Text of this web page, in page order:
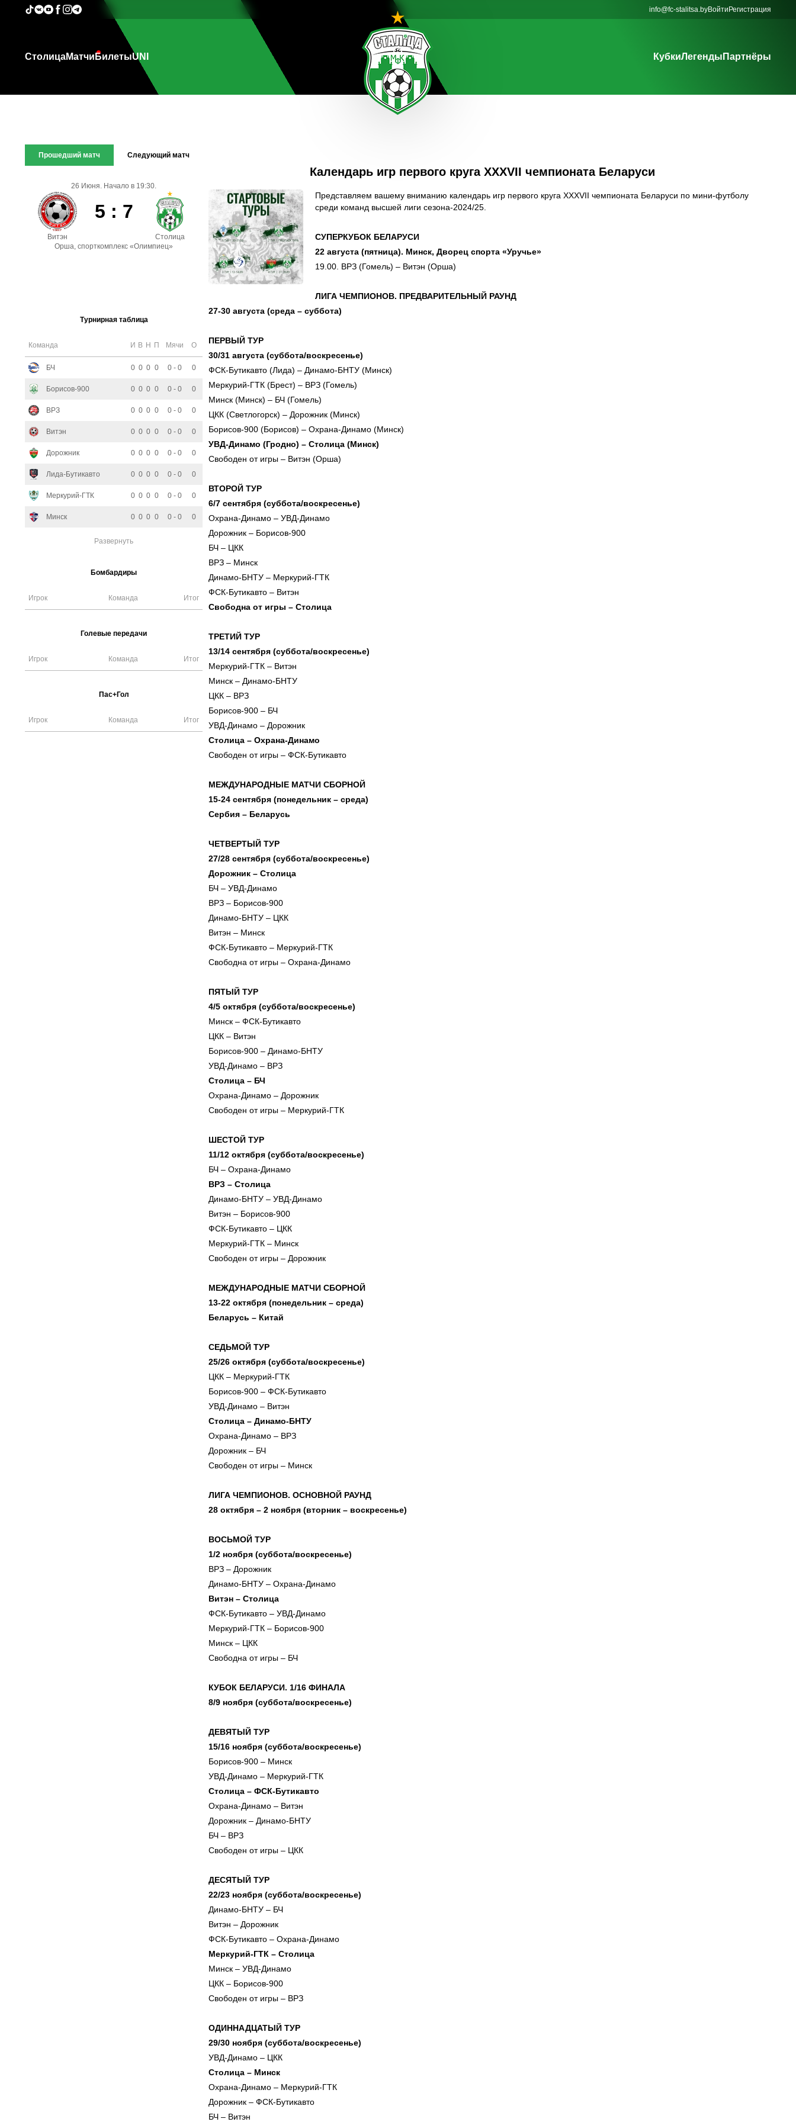
info@fc-stalitsa.byВойти Регистрация
СтолицаМатчи БилетыUNI КубкиЛегенды Партнёры
Прошедший матч Следующий матч
26 Июня. Начало в 19:30.
5 : 7
Витэн
Столица
Орша, спорткомплекс «Олимпиец»
Турнирная таблица
Команда И В Н П Мячи О
БЧ 0 0 0 0 0 - 0 0
Борисов-900 0 0 0 0 0 - 0 0
ВРЗ 0 0 0 0 0 - 0 0
Витэн 0 0 0 0 0 - 0 0
Дорожник 0 0 0 0 0 - 0 0
Лида-Бутикавто 0 0 0 0 0 - 0 0
Меркурий-ГТК 0 0 0 0 0 - 0 0
Минск 0 0 0 0 0 - 0 0
Развернуть
Бомбардиры
Игрок Команда Итог
Голевые передачи
Игрок Команда Итог
Пас+Гол
Игрок Команда Итог
Календарь игр первого круга XXXVII чемпионата Беларуси
Представляем вашему вниманию календарь игр первого круга XXXVII чемпионата Беларуси по мини-футболу
среди команд высшей лиги сезона-2024/25.
СУПЕРКУБОК БЕЛАРУСИ
22 августа (пятница). Минск, Дворец спорта «Уручье»
19.00. ВРЗ (Гомель) – Витэн (Орша)
ЛИГА ЧЕМПИОНОВ. ПРЕДВАРИТЕЛЬНЫЙ РАУНД
27-30 августа (среда – суббота)
ПЕРВЫЙ ТУР
30/31 августа (суббота/воскресенье)
ФСК-Бутикавто (Лида) – Динамо-БНТУ (Минск)
Меркурий-ГТК (Брест) – ВРЗ (Гомель)
Минск (Минск) – БЧ (Гомель)
ЦКК (Светлогорск) – Дорожник (Минск)
Борисов-900 (Борисов) – Охрана-Динамо (Минск)
УВД-Динамо (Гродно) – Столица (Минск)
Свободен от игры – Витэн (Орша)
ВТОРОЙ ТУР
6/7 сентября (суббота/воскресенье)
Охрана-Динамо – УВД-Динамо
Дорожник – Борисов-900
БЧ – ЦКК
ВРЗ – Минск
Динамо-БНТУ – Меркурий-ГТК
ФСК-Бутикавто – Витэн
Свободна от игры – Столица
ТРЕТИЙ ТУР
13/14 сентября (суббота/воскресенье)
Меркурий-ГТК – Витэн
Минск – Динамо-БНТУ
ЦКК – ВРЗ
Борисов-900 – БЧ
УВД-Динамо – Дорожник
Столица – Охрана-Динамо
Свободен от игры – ФСК-Бутикавто
МЕЖДУНАРОДНЫЕ МАТЧИ СБОРНОЙ
15-24 сентября (понедельник – среда)
Сербия – Беларусь
ЧЕТВЕРТЫЙ ТУР
27/28 сентября (суббота/воскресенье)
Дорожник – Столица
БЧ – УВД-Динамо
ВРЗ – Борисов-900
Динамо-БНТУ – ЦКК
Витэн – Минск
ФСК-Бутикавто – Меркурий-ГТК
Свободна от игры – Охрана-Динамо
ПЯТЫЙ ТУР
4/5 октября (суббота/воскресенье)
Минск – ФСК-Бутикавто
ЦКК – Витэн
Борисов-900 – Динамо-БНТУ
УВД-Динамо – ВРЗ
Столица – БЧ
Охрана-Динамо – Дорожник
Свободен от игры – Меркурий-ГТК
ШЕСТОЙ ТУР
11/12 октября (суббота/воскресенье)
БЧ – Охрана-Динамо
ВРЗ – Столица
Динамо-БНТУ – УВД-Динамо
Витэн – Борисов-900
ФСК-Бутикавто – ЦКК
Меркурий-ГТК – Минск
Свободен от игры – Дорожник
МЕЖДУНАРОДНЫЕ МАТЧИ СБОРНОЙ
13-22 октября (понедельник – среда)
Беларусь – Китай
СЕДЬМОЙ ТУР
25/26 октября (суббота/воскресенье)
ЦКК – Меркурий-ГТК
Борисов-900 – ФСК-Бутикавто
УВД-Динамо – Витэн
Столица – Динамо-БНТУ
Охрана-Динамо – ВРЗ
Дорожник – БЧ
Свободен от игры – Минск
ЛИГА ЧЕМПИОНОВ. ОСНОВНОЙ РАУНД
28 октября – 2 ноября (вторник – воскресенье)
ВОСЬМОЙ ТУР
1/2 ноября (суббота/воскресенье)
ВРЗ – Дорожник
Динамо-БНТУ – Охрана-Динамо
Витэн – Столица
ФСК-Бутикавто – УВД-Динамо
Меркурий-ГТК – Борисов-900
Минск – ЦКК
Свободна от игры – БЧ
КУБОК БЕЛАРУСИ. 1/16 ФИНАЛА
8/9 ноября (суббота/воскресенье)
ДЕВЯТЫЙ ТУР
15/16 ноября (суббота/воскресенье)
Борисов-900 – Минск
УВД-Динамо – Меркурий-ГТК
Столица – ФСК-Бутикавто
Охрана-Динамо – Витэн
Дорожник – Динамо-БНТУ
БЧ – ВРЗ
Свободен от игры – ЦКК
ДЕСЯТЫЙ ТУР
22/23 ноября (суббота/воскресенье)
Динамо-БНТУ – БЧ
Витэн – Дорожник
ФСК-Бутикавто – Охрана-Динамо
Меркурий-ГТК – Столица
Минск – УВД-Динамо
ЦКК – Борисов-900
Свободен от игры – ВРЗ
ОДИННАДЦАТЫЙ ТУР
29/30 ноября (суббота/воскресенье)
УВД-Динамо – ЦКК
Столица – Минск
Охрана-Динамо – Меркурий-ГТК
Дорожник – ФСК-Бутикавто
БЧ – Витэн